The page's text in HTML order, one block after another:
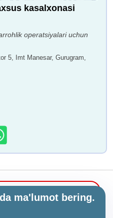
kasalxonasi
operatsiyalari uchun
5, Imt Manesar, Gurugram,
ma'lumot bering.